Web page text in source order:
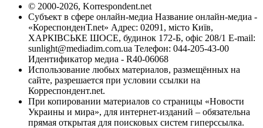
© 2000-2026, Korrespondent.net
Субъект в сфере онлайн-медиа Название онлайн-медиа -
«КореспонденТ.net» Адрес: 02091, місто Київ,
ХАРКІВСЬКЕ ШОСЕ, будинок 172-Б, офіс 208/1 E-mail:
sunlight@mediadim.com.ua Телефон: 044-205-43-00
Идентификатор медиа - R40-06068
Использование любых материалов, размещённых на
сайте, разрешается при условии ссылки на
Корреспондент.net.
При копировании материалов со страницы «Новости
Украины и мира», для интернет-изданий – обязательна
прямая открытая для поисковых систем гиперссылка.